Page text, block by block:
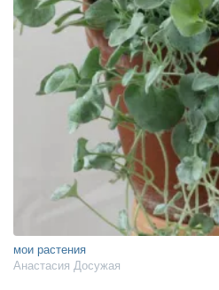
мои растения
Анастасия Досужая